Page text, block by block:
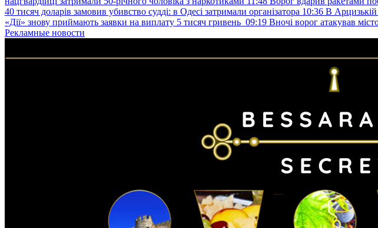
40 тисяч доларів замовив убивство судді: в Одесі затримали організатора 10:36 В Арцизькій
«Дії» знову приймають заявки на виплату 5 тисяч гривень 09:19 Вночі ворог атакував
Рекламные новости